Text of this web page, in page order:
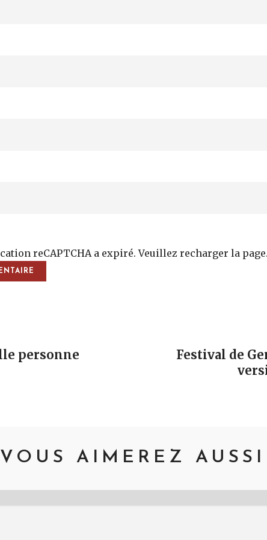
reCAPTCHA a expiré. Veuillez recharger la
personne
Festival de
VOUS AIMEREZ AUSSI